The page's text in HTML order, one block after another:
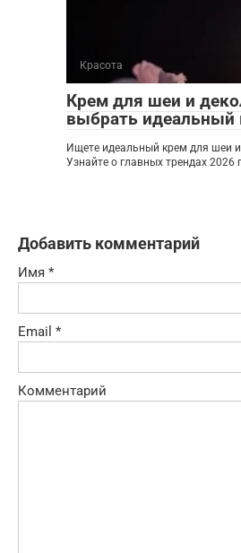
Красота
Крем для шеи и
выбрать идеальный
Ищете идеальный крем для шеи и
Узнайте о главных трендах 2026
Добавить комментарий
Имя *
Email *
Комментарий